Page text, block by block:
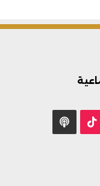
‫TikTok